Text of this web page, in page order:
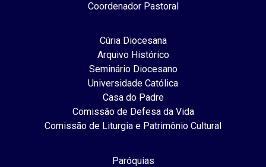
Coordenador Pastoral
Cúria Diocesana
Arquivo Histórico
Seminário Diocesano
Universidade Católica
Casa do Padre
Comissão de Defesa da Vida
Comissão de Liturgia e Patrimônio Cultural
Paróquias